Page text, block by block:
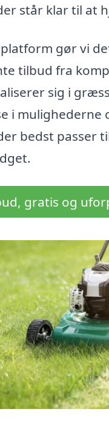
står klar til at
platform gør vi
tilbud fra
sig i
i mulighederne
bedst passer
gratis og